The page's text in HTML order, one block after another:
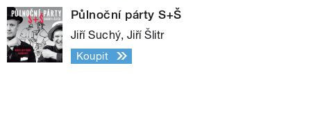
Půlnoční párty S+Š
Jiří Suchý, Jiří Šlitr
Koupit